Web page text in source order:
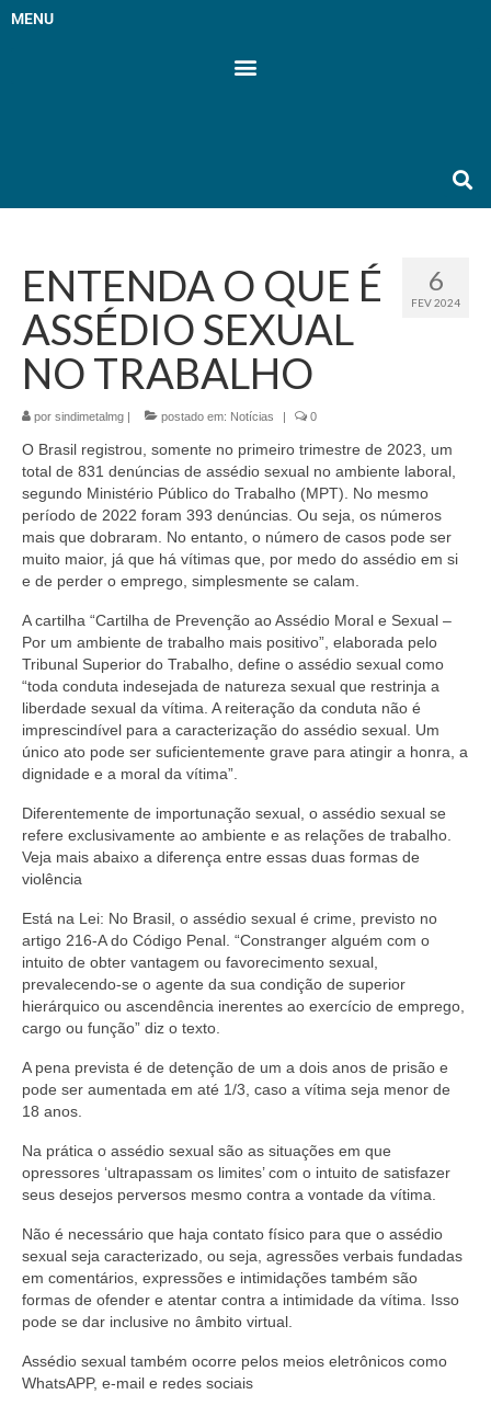
MENU
6
FEV 2024
ENTENDA O QUE É
ASSÉDIO SEXUAL
NO TRABALHO
por sindimetalmg | postado em: Notícias | 0
O Brasil registrou, somente no primeiro trimestre de 2023, um
total de 831 denúncias de assédio sexual no ambiente laboral,
segundo Ministério Público do Trabalho (MPT). No mesmo
período de 2022 foram 393 denúncias. Ou seja, os números
mais que dobraram. No entanto, o número de casos pode ser
muito maior, já que há vítimas que, por medo do assédio em si
e de perder o emprego, simplesmente se calam.
A cartilha “Cartilha de Prevenção ao Assédio Moral e Sexual –
Por um ambiente de trabalho mais positivo”, elaborada pelo
Tribunal Superior do Trabalho, define o assédio sexual como
“toda conduta indesejada de natureza sexual que restrinja a
liberdade sexual da vítima. A reiteração da conduta não é
imprescindível para a caracterização do assédio sexual. Um
único ato pode ser suficientemente grave para atingir a honra, a
dignidade e a moral da vítima”.
Diferentemente de importunação sexual, o assédio sexual se
refere exclusivamente ao ambiente e as relações de trabalho.
Veja mais abaixo a diferença entre essas duas formas de
violência
Está na Lei: No Brasil, o assédio sexual é crime, previsto no
artigo 216-A do Código Penal. “Constranger alguém com o
intuito de obter vantagem ou favorecimento sexual,
prevalecendo-se o agente da sua condição de superior
hierárquico ou ascendência inerentes ao exercício de emprego,
cargo ou função” diz o texto.
A pena prevista é de detenção de um a dois anos de prisão e
pode ser aumentada em até 1/3, caso a vítima seja menor de
18 anos.
Na prática o assédio sexual são as situações em que
opressores ‘ultrapassam os limites’ com o intuito de satisfazer
seus desejos perversos mesmo contra a vontade da vítima.
Não é necessário que haja contato físico para que o assédio
sexual seja caracterizado, ou seja, agressões verbais fundadas
em comentários, expressões e intimidações também são
formas de ofender e atentar contra a intimidade da vítima. Isso
pode se dar inclusive no âmbito virtual.
Assédio sexual também ocorre pelos meios eletrônicos como
WhatsAPP, e-mail e redes sociais